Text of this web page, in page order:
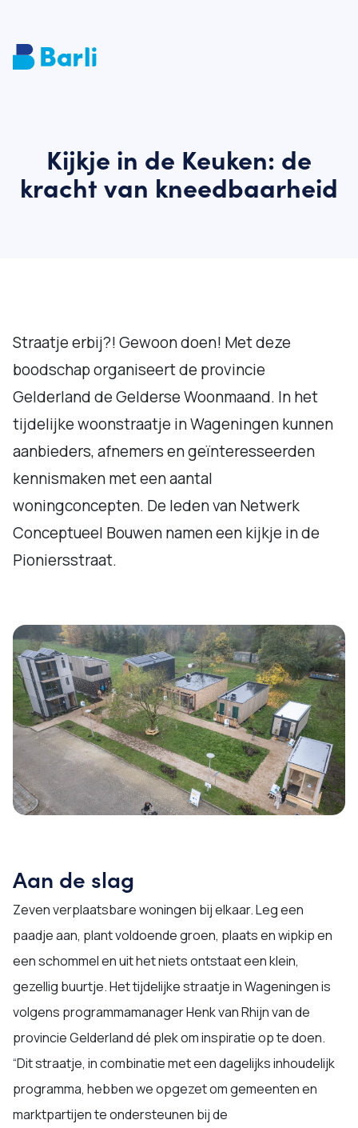
Kijkje in de Keuken: de
kracht van kneedbaarheid
Straatje erbij?! Gewoon doen! Met deze
boodschap organiseert de provincie
Gelderland de Gelderse Woonmaand. In het
tijdelijke woonstraatje in Wageningen kunnen
aanbieders, afnemers en geïnteresseerden
kennismaken met een aantal
woningconcepten. De leden van Netwerk
Conceptueel Bouwen namen een kijkje in de
Pioniersstraat.
Aan de slag
Zeven verplaatsbare woningen bij elkaar. Leg een
paadje aan, plant voldoende groen, plaats en wipkip en
een schommel en uit het niets ontstaat een klein,
gezellig buurtje. Het tijdelijke straatje in Wageningen is
volgens programmamanager Henk van Rhijn van de
provincie Gelderland dé plek om inspiratie op te doen.
“Dit straatje, in combinatie met een dagelijks inhoudelijk
programma, hebben we opgezet om gemeenten en
marktpartijen te ondersteunen bij de